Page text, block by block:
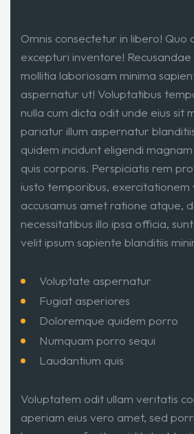
Omnis consectetur in libero! Quo
excepturi inventore!
mollitia laboriosam minima
aspernatur ut! Voluptatibus
nulla cum dicta odit unde eius sit
pariatur illum aspernatur
quidem incidunt eligendi
quis corporis. Perspiciatis rem
iusto temporibus, exercitationem
accusamus amet ratione atque,
necessitatibus illo ipsa officia,
velit ipsum sapiente blanditiis
Voluptate aspernatur
Fugiat asperiores
Doloremque quidem porro
Numquam porro sequi
Laudantium quis
Voluptatem odit ullam veritatis
aperiam eius vero amet, sed